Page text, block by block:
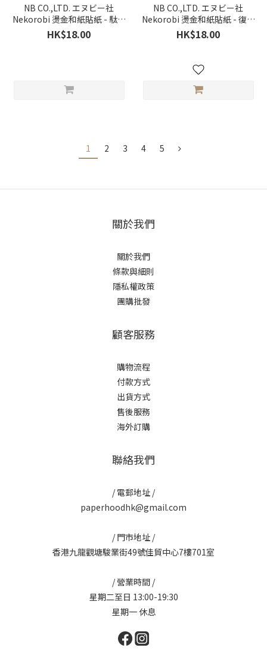
NB CO.,LTD. エヌビー社
Nekorobi 燙金和紙貼紙 - 駄菓
子店の看板貓 年糕和紅豆
HK$18.00
NB CO.,LTD. エヌビー社
Nekorobi 燙金和紙貼紙 - 復古
喫茶店の店主貓 茂三郎
HK$18.00
1 2 3 4 5
關於我們
關於我們
條款與細則
隱私權政策
團購批發
顧客服務
購物流程
付款方式
出貨方式
售後服務
海外訂購
聯絡我們
/ 電郵地址 /
paperhoodhk@gmail.com
/ 門市地址 /
香港九龍觀塘駿業街49號佳貿中心7樓701室
/ 營業時間 /
星期二至日 13:00-19:30
星期一 休息